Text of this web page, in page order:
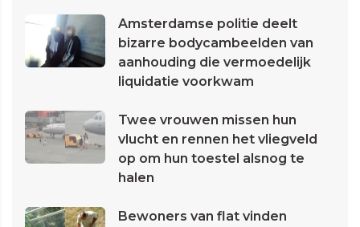
Amsterdamse politie deelt
bizarre bodycambeelden van
aanhouding die vermoedelijk
liquidatie voorkwam
Twee vrouwen missen hun
vlucht en rennen het vliegveld
op om hun toestel alsnog te
halen
Bewoners van flat vinden